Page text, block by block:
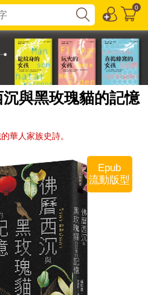
0
沉與黑玫瑰貓的記憶
華人家族史詩。
Epub
流動版型